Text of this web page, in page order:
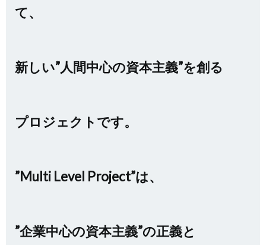
て、
新しい”人間中心の資本主義”を創る
プロジェクトです。
”Multi Level Project”は、
”企業中心の資本主義”の正義と